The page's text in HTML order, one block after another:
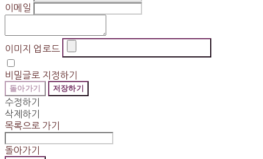
이메일
이미지 업로드
비밀글로 지정하기
돌아가기 저장하기
수정하기
삭제하기
목록으로 가기
돌아가기